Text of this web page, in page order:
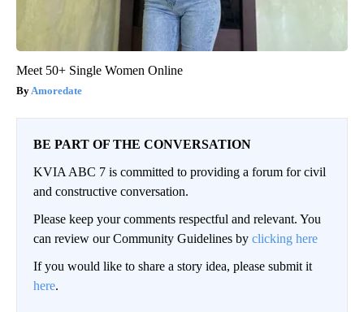
Meet 50+ Single Women Online
Amoredate
BE PART OF THE CONVERSATION
KVIA ABC 7 is committed to providing a forum for civil
and constructive conversation.
Please keep your comments respectful and relevant. You
can review our Community Guidelines by clicking here
If you would like to share a story idea, please submit it
here.